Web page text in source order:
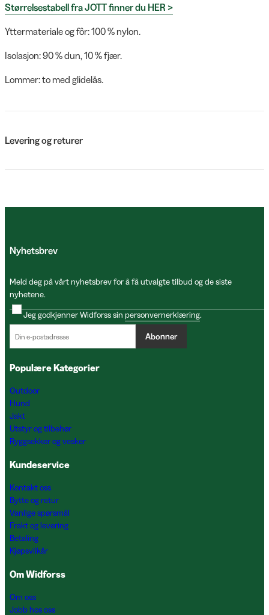
Størrelsestabell fra JOTT finner du HER >
Yttermateriale og fôr: 100 % nylon.
Isolasjon: 90 % dun, 10 % fjær.
Lommer: to med glidelås.
Levering og returer
Nyhetsbrev
Meld deg på vårt nyhetsbrev for å få utvalgte tilbud og de siste
nyhetene.
Jeg godkjenner Widforss sin personvernerklæring.
Abonner
Populære Kategorier
Outdoor
Hund
Jakt
Utstyr og tilbehør
Ryggsekker og vesker
Kundeservice
Kontakt oss
Bytte og retur
Vanlige spørsmål
Frakt og levering
Betaling
Kjøpsvilkår
Om Widforss
Om oss
Jobb hos oss